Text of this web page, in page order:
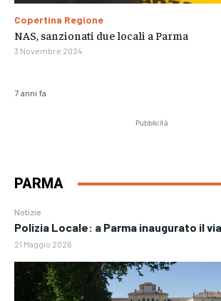
Pubblicità
PARMA
Notizie
Polizia Locale: a Parma inaugurato il
21 Maggio 2026
7 anni fa
Copertina Regione
NAS, sanzionati due locali a Parma
3 Novembre 2024